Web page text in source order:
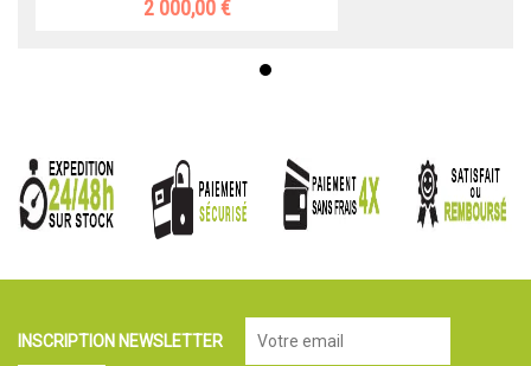
2 000,00 €
INSCRIPTION NEWSLETTER